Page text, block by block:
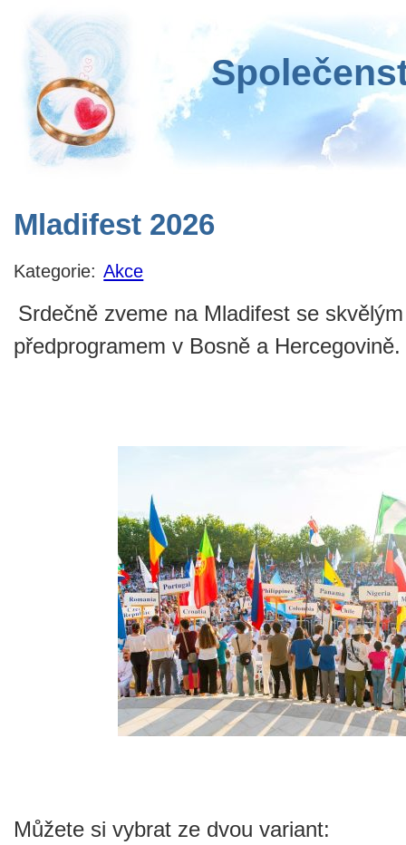
Mladifest 2026
Kategorie: Akce
Srdečně zveme na Mladifest se skvělým
předprogramem v Bosně a Hercegovině.
Můžete si vybrat ze dvou variant: